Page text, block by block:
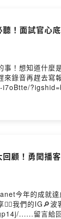
！面試官心
！想知道什麼
錄音再趕去寫
顧！勇闖播
今年的成就
👍🏻我們的
......留言